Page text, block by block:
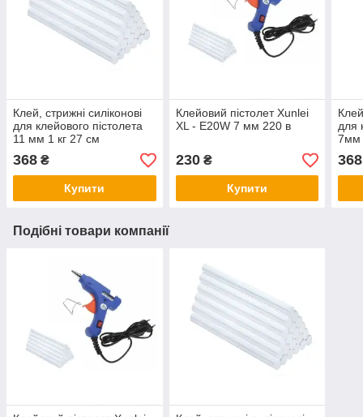
Клей, стрижні силіконові
для клейового пістолета
11 мм 1 кг 27 см
368 ₴
Купити
Клейовий пістолет Xunlei
XL - E20W 7 мм 220 в
230₴
Купити
для
7мм
368
Подібні товари компанії